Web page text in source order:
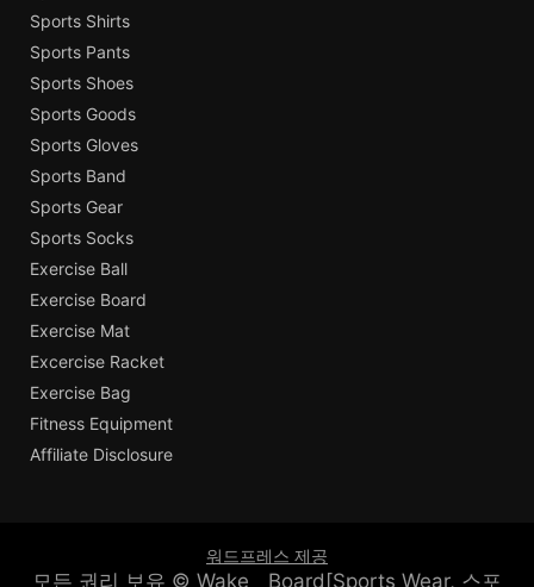
Sports Shirts
Sports Pants
Sports Shoes
Sports Goods
Sports Gloves
Sports Band
Sports Gear
Sports Socks
Exercise Ball
Exercise Board
Exercise Mat
Excercise Racket
Exercise Bag
Fitness Equipment
Affiliate Disclosure
워드프레스 제공
모든 권리 보유 © Wake__Board[Sports Wear, 스포